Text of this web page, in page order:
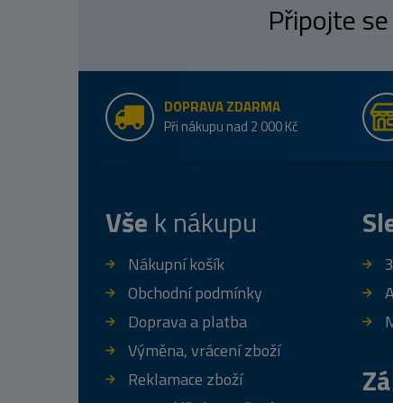
Připojte
DOPRAVA ZDARMA
Při nákupu nad 2 000 Kč
Vše k nákupu
Nákupní košík
Obchodní podmínky
Doprava a platba
Výměna, vrácení zboží
Reklamace zboží